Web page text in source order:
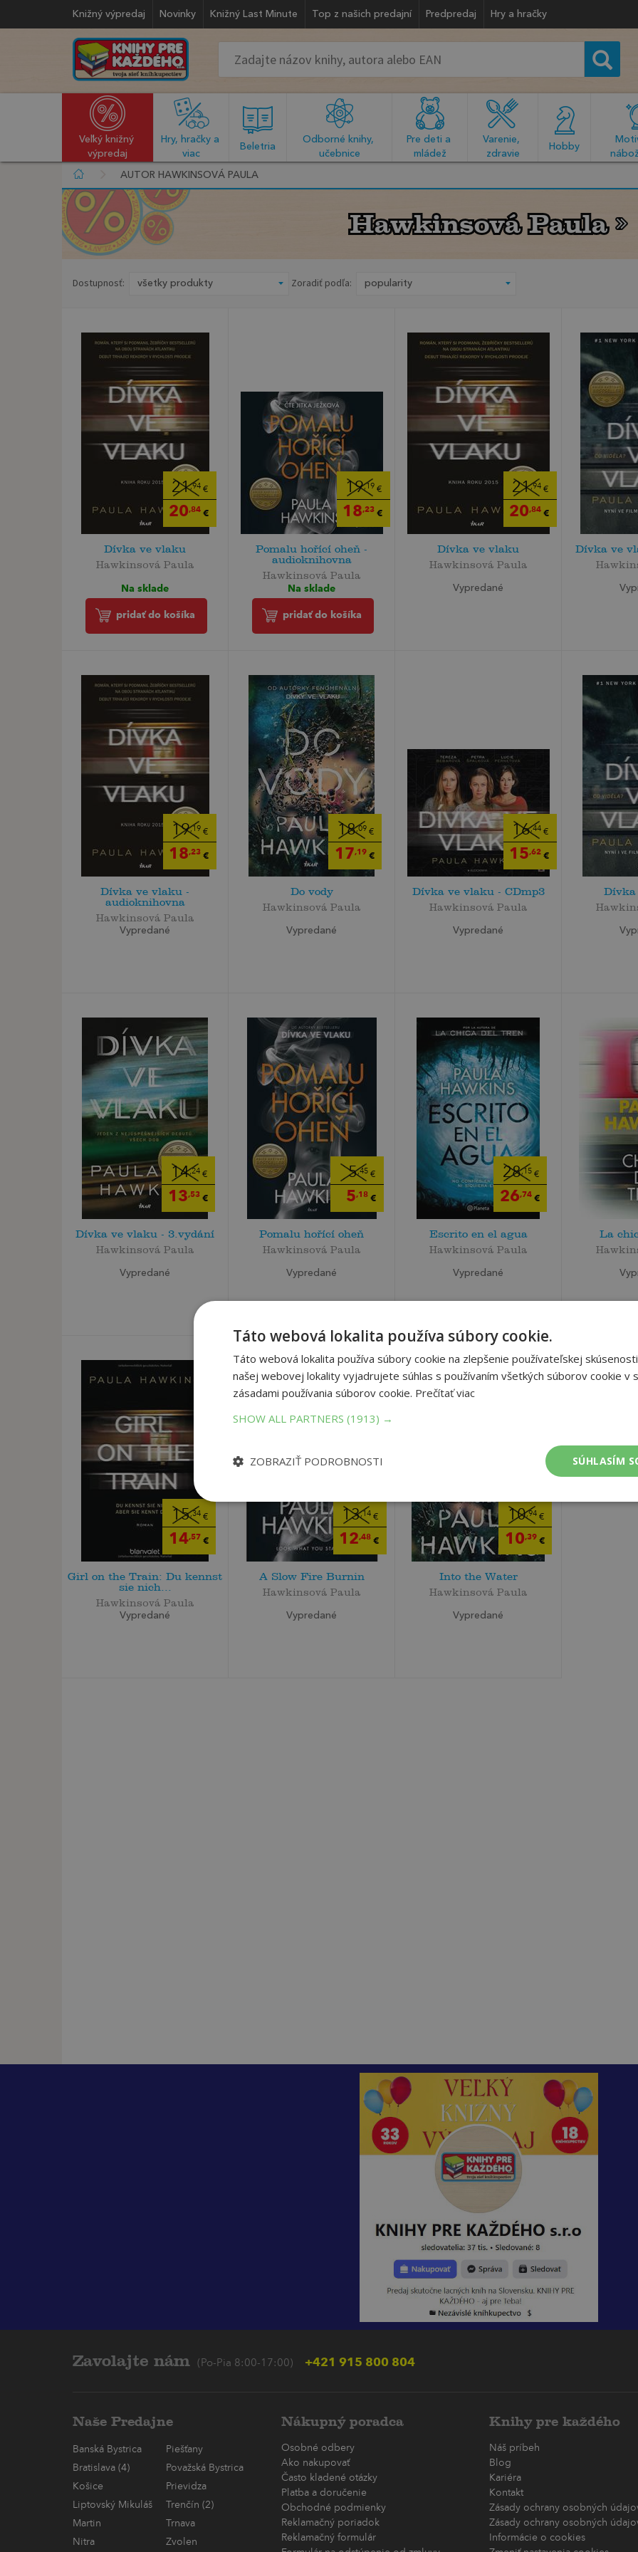
Knižný výpredaj Novinky Knižný Last Minute Top z našich predajní Predpredaj Hry a hračky
Veľký knižný
výpredaj
Hry, hračky a
viac
Beletria
Odborné knihy,
učebnice
Pre deti a
mládež
Varenie,
zdravie
Hobby
AUTOR HAWKINSOVÁ PAULA
Hawkinsová Paula
Hawkinsová Paula
Dostupnosť: Zoradiť podľa:
21,94 €
20,84 €
Dívka ve vlaku
Hawkinsová Paula
Na sklade
pridať do košíka
19,19 €
18,23 €
Pomalu hořící oheň -
audioknihovna
Hawkinsová Paula
Na sklade
pridať do košíka
21,94 €
20,84 €
Dívka ve vlaku
Hawkinsová Paula
Vypredané
Dívka ve
19,19 €
18,23 €
Dívka ve vlaku -
audioknihovna
Hawkinsová Paula
Vypredané
18,09 €
17,19€
Do vody
Hawkinsová Paula
Vypredané
16,44 €
15,62 €
Dívka ve vlaku - CDmp3
Hawkinsová Paula
Vypredané
14,24€
13,53€
Dívka ve vlaku - 3.vydání
Hawkinsová Paula
Vypredané
5,45 €
5,18 €
Pomalu hořící oheň
Hawkinsová Paula
Vypredané
28,15€
26,74€
Escrito en el agua
Hawkinsová Paula
Vypredané
La
15,34€
14,57 €
Girl on the Train: Du kennst
sie nich...
Hawkinsová Paula
Vypredané
13,14 €
12,48 €
A Slow Fire Burnin
Hawkinsová Paula
Vypredané
10,94€
10,39€
Into the Water
Hawkinsová Paula
Vypredané
Zavolajte nám (Po-Pia 8:00-17:00) +421 915 800 804
Naše Predajne
Banská Bystrica
Piešťany
Bratislava (4)
Považská Bystrica
Košice
Prievidza
Liptovský Mikuláš
Trenčín (2)
Martin
Trnava
Nitra
Zvolen
Nákupný poradca
Osobné odbery
Ako nakupovať
Často kladené otázky
Platba a doručenie
Obchodné podmienky
Reklamačný poriadok
Reklamačný formulár
Knihy pre každého
Náš príbeh
Blog
Kariéra
Kontakt
Zásady ochrany osobných
Zásady ochrany osobných
Informácie o cookies
Táto webová lokalita používa súbory cookie.
Táto webová lokalita používa súbory cookie na zlepšenie používateľskej
našej webovej lokality vyjadrujete súhlas s používaním všetkých súborov cookie v
zásadami používania súborov cookie. Prečítať viac
SHOW ALL PARTNERS (1913) →
SÚHLASÍM
ZOBRAZIŤ PODROBNOSTI